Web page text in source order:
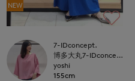
NEW
7-IDconcept.
博多大丸7-IDconcept.
yoshi
155cm